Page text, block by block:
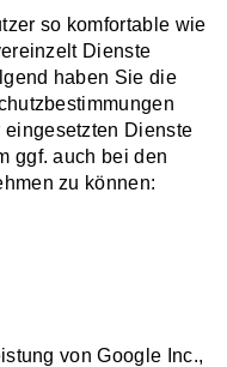
so komfortable wie
Dienste
haben Sie die
Dienste
ggf. auch bei den
zu können:
von Google Inc.,